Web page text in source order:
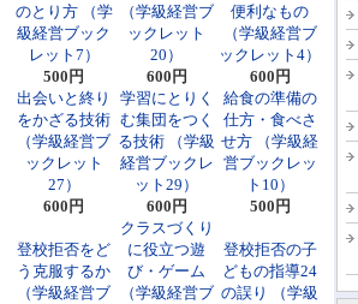
のとり方 （学
級経営ブック
レット7）
500円
（学級経営ブ
ックレット
20）
600円
便利なもの
（学級経営ブ
ックレット4）
600円
出会いと終り
をかざる技術
（学級経営ブ
ックレット
27）
600円
学習にとりく
む集団をつく
る技術 （学級
経営ブックレ
ット29）
600円
給食の準備の
仕方・食べさ
せ方 （学級経
営ブックレッ
ト10）
500円
登校拒否をど
う克服するか
（学級経営ブ
クラスづくり
に役立つ遊
び・ゲーム
（学級経営ブ
登校拒否の子
どもの指導24
の誤り （学級